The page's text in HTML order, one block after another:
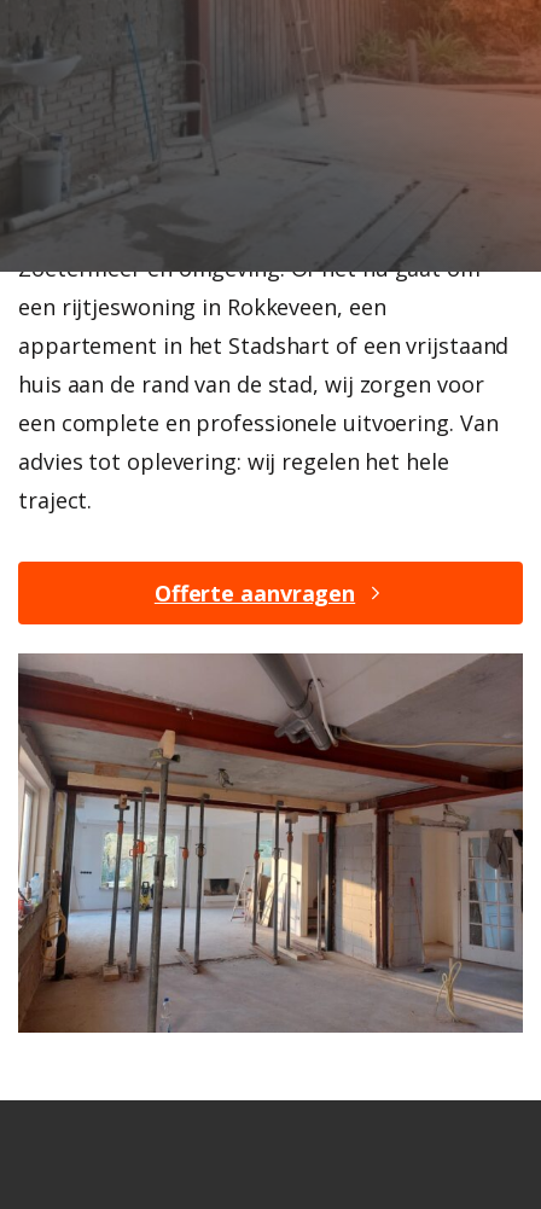
van uw huis. Een draagmuur ondersteunt het
gewicht van bijvoorbeeld een verdieping of het
dak. Het verwijderen hiervan vereist dus
vakkennis en een zorgvuldige aanpak.
De Kruif Sloopwerken is gespecialiseerd in het
veilig
verwijderen van dragende murenin
Zoetermeer en omgeving. Of het nu gaat om
een rijtjeswoning in Rokkeveen, een
appartement in het Stadshart of een vrijstaand
huis aan de rand van de stad, wij zorgen voor
een complete en professionele uitvoering. Van
advies tot oplevering: wij regelen het hele
traject.
Offerte aanvragen